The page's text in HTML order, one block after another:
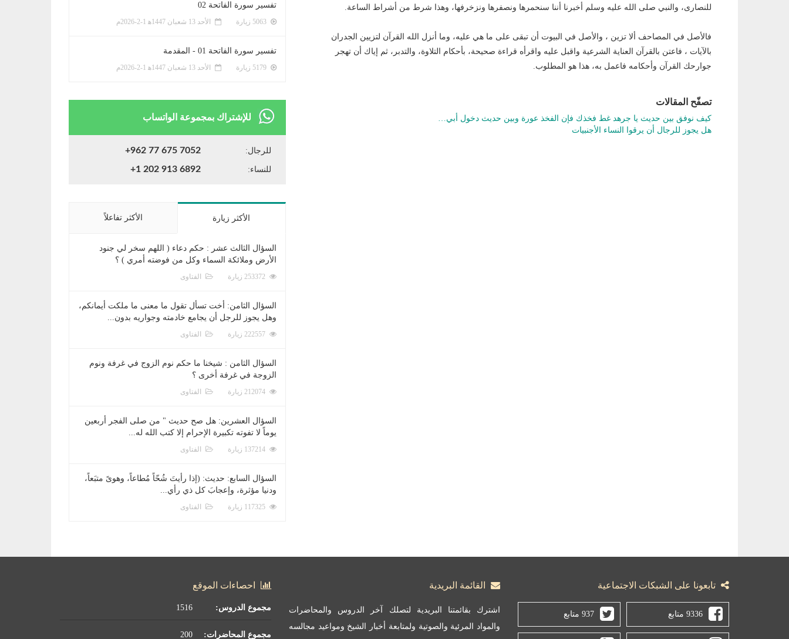
للنصارى، والنبي صلى الله عليه وسلم أخبرنا أننا سنحمرها ونصفرها ونزخرفها، وهذا شرط من أشراط الساعة.
فالأصل في المصاحف ألا تزين ، والأصل في البيوت أن تبقى على ما هي عليه، وما أنزل الله القرآن لتزيين الجدران
بالآيات ، فاعتن بالقرآن العناية الشرعية واقبل عليه واقرأه قراءة صحيحة، بأحكام التلاوة، والتدبر، ثم إياك أن تهجر
جوارحك القرآن وأحكامه فاعمل به، هذا هو المطلوب.
تصفّح المقالات
كيف نوفق بين حديث يا جرهد غط فخذك فإن الفخذ عورة وبين حديث دخول أبي…
هل يجوز للرجال أن يرقوا النساء الأجنبيات
تفسير سورة الفاتحة 02
الأحد 13 شعبان 1447ﻫ 1-2-2026م
تفسير سورة الفاتحة 01 - المقدمة
الأحد 13 شعبان 1447ﻫ 1-2-2026م
للإشتراك بمجموعة الواتساب
للرجال: +962 77 675 7052
للنساء: +1 202 913 6892
الأكثر زيارة الأكثر تفاعلاً
السؤال الثالث عشر : حكم دعاء ( اللهم سخر لي جنود
الأرض وملائكة السماء وكل من فوضته أمري ) ؟
الفتاوى
السؤال الثامن: أخت تسأل تقول ما معنى ما ملكت أيمانكم،
وهل يجوز للرجل أن يجامع خادمته وجواريه بدون...
الفتاوى
السؤال الثامن : شيخنا ما حكم نوم الزوج في غرفة ونوم
الزوجة في غرفة أخرى ؟
الفتاوى
السؤال العشرين: هل صح حديث " من صلى الفجر أربعين
يوماً لا تفوته تكبيرة الإحرام إلا كتب الله له...
الفتاوى
السؤال السابع: حديث: (إذا رأيتَ شُحّاً مُطاعاً، وهوىً متبَعاً،
ودنيا مؤثرة، وإعجابَ كل ذي رأي...
الفتاوى
تابعونا على الشبكات الاجتماعية
9336 متابع 937 متابع
القائمة البريدية
اشترك بقائمتنا البريدية لتصلك آخر الدروس والمحاضرات
والمواد المرئية والصوتية ولمتابعة أخبار الشيخ ومواعيد مجالسه
احصاءات الموقع
مجموع الدروس:
مجموع المحاضرات: